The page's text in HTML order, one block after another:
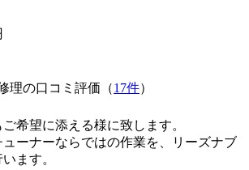
理の口コミ評価（17件）
希望に添える様に致します。
ューナーならではの作業を、リーズナブ
ます。